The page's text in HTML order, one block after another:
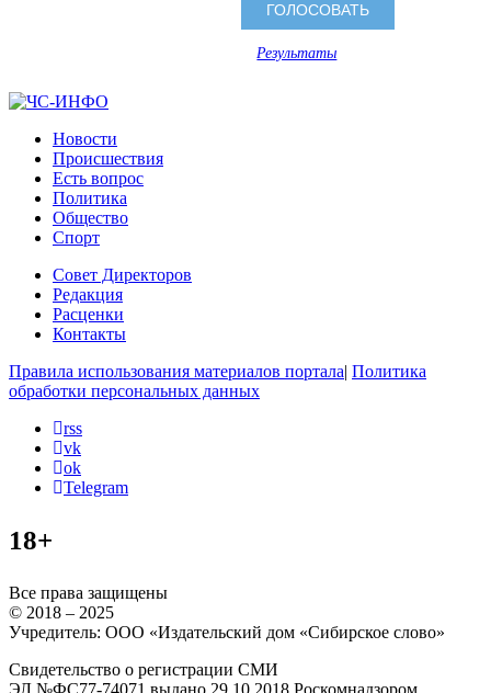
Результаты
Новости
Происшествия
Есть вопрос
Политика
Общество
Спорт
Совет Директоров
Редакция
Расценки
Контакты
Правила использования материалов портала| Политика
обработки персональных данных
rss
vk
ok
Telegram
18+
Все права защищены
© 2018 – 2025
Учредитель: ООО «Издательский дом «Сибирское слово»
Свидетельство о регистрации СМИ